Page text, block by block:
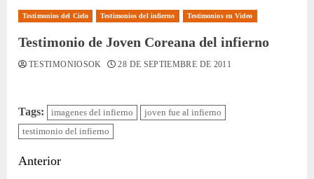
Testimonios del Cielo Testimonios del infierno Testimonios en Video
Testimonio de Joven Coreana del infierno
TESTIMONIOSOK 28 DE SEPTIEMBRE DE 2011
Tags: imagenes del infierno
joven fue al infierno
testimonio del infierno
Sigue
Anterior